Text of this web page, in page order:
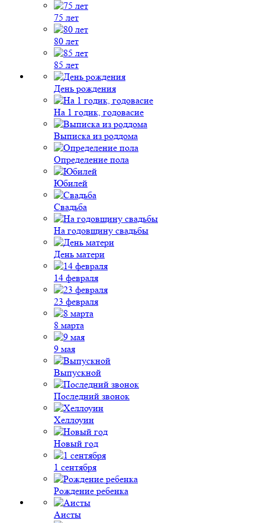
75 лет
80 лет
85 лет
День рождения
На 1 годик, годовасие
Выписка из роддома
Определение пола
Юбилей
Свадьба
На годовщину свадьбы
День матери
14 февраля
23 февраля
8 марта
9 мая
Выпускной
Последний звонок
Хеллоуин
Новый год
1 сентября
Рождение ребенка
Аисты